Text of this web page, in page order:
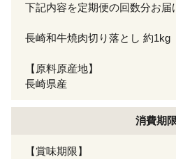
下記内容を定期便の回数分お届
長崎和牛焼肉切り落とし 約1kg
【原料原産地】
長崎県産
消費期限
【賞味期限】